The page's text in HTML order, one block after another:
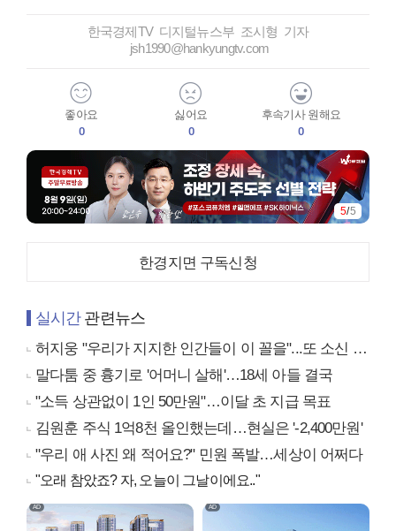
한국경제TV 디지털뉴스부 조시형 기자
jsh1990@hankyungtv.com
좋아요
0
싫어요
0
후속기사 원해요
0
5/5
한경지면 구독신청
실시간관련뉴스
허지웅 "우리가 지지한 인간들이 이 꼴을"...또 소신 발언
말다툼 중 흉기로 '어머니 살해'…18세 아들 결국
"소득 상관없이 1인 50만원"…이달 초 지급 목표
김원훈 주식 1억8천 올인했는데…현실은 '-2,400만원'
"우리 애 사진 왜 적어요?" 민원 폭발…세상이 어쩌다
"오래 참았죠? 자, 오늘이 그날이에요.."